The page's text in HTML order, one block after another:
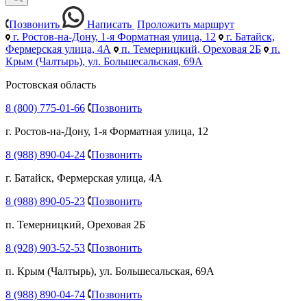
Позвонить Написать Проложить маршрут
г. Ростов-на-Дону, 1-я Форматная улица, 12
г. Батайск,
Фермерская улица, 4А
п. Темерницкий, Ореховая 2Б
п.
Крым (Чалтырь), ул. Большесальская, 69А
Ростовская область
8 (800) 775-01-66 Позвонить
г. Ростов-на-Дону, 1-я Форматная улица, 12
8 (988) 890-04-24 Позвонить
г. Батайск, Фермерская улица, 4А
8 (988) 890-05-23 Позвонить
п. Темерницкий, Ореховая 2Б
8 (928) 903-52-53 Позвонить
п. Крым (Чалтырь), ул. Большесальская, 69А
8 (988) 890-04-74 Позвонить